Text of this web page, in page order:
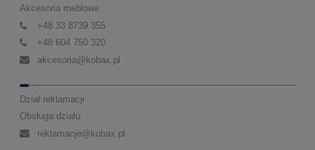
Akcesoria meblowe
+48 33 8739 355
+48 604 750 320
akcesoria@kobax.pl
Dział reklamacji
Obsługa działu:
reklamacje@kobax.pl